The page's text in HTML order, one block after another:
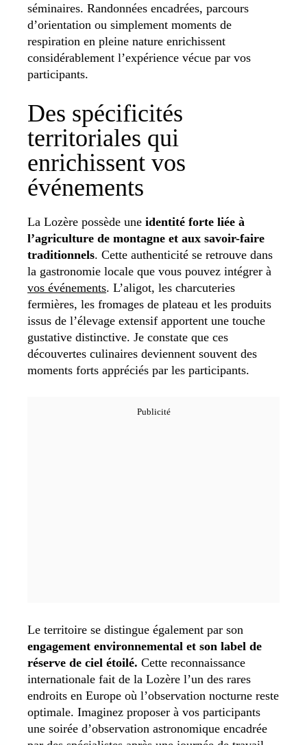
séminaires. Randonnées encadrées, parcours
d’orientation ou simplement moments de
respiration en pleine nature enrichissent
considérablement l’expérience vécue par vos
participants.
Des spécificités
territoriales qui
enrichissent vos
événements
La Lozère possède une identité forte liée à
l’agriculture de montagne et aux savoir-faire
traditionnels. Cette authenticité se retrouve dans
la gastronomie locale que vous pouvez intégrer à
vos événements. L’aligot, les charcuteries
fermières, les fromages de plateau et les produits
issus de l’élevage extensif apportent une touche
gustative distinctive. Je constate que ces
découvertes culinaires deviennent souvent des
moments forts appréciés par les participants.
Le territoire se distingue également par son
engagement environnemental et son label de
réserve de ciel étoilé. Cette reconnaissance
internationale fait de la Lozère l’un des rares
endroits en Europe où l’observation nocturne reste
optimale. Imaginez proposer à vos participants
une soirée d’observation astronomique encadrée